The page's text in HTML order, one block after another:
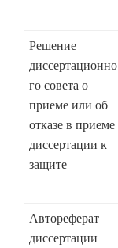
Решение
диссертационно
го совета о
приеме или об
отказе в приеме
диссертации к
защите
Автореферат
диссертации